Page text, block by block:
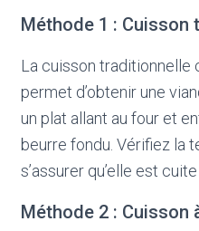
Méthode 1 : Cuisson
La cuisson traditionnelle
permet d’obtenir une
un plat allant au four et
beurre fondu. Vérifiez la
s’assurer qu’elle est
Méthode 2 : Cuisson